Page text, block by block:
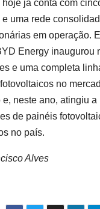
hoje já conta com
e uma rede
em operação.
Energy inaugurou
e uma completa
no
e, neste ano, atingiu a
de painéis
no país.
Alves